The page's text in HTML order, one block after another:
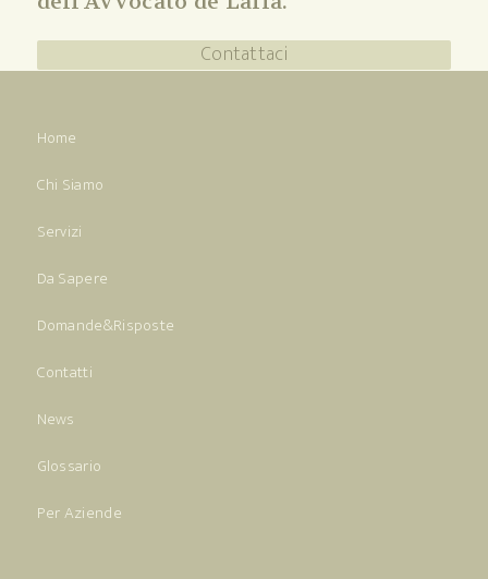
Contattaci
Home
Chi Siamo
Servizi
Da Sapere
Domande&Risposte
Contatti
News
Glossario
Per Aziende